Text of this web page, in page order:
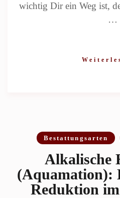
wichtig Dir ein Weg ist,
…
Bestattungsarten
Alkalische
(Aquamation):
Reduktion